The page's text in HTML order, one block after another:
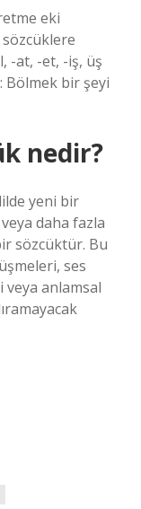
eki
-at, -et, -iş, üş
Bölmek bir şeyi
nedir?
yeni bir
daha fazla
sözcüktür. Bu
ses
anlamsal